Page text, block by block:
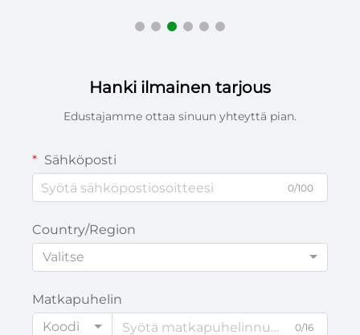
Hanki ilmainen tarjous
Edustajamme ottaa sinuun yhteyttä pian.
Sähköposti
0/100
Country/Region
Valitse
Matkapuhelin
Koodi
0/16